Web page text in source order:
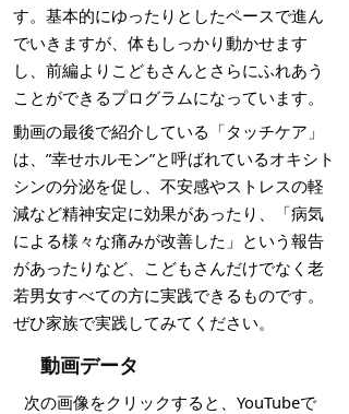
す。基本的にゆったりとしたペースで進ん
でいきますが、体もしっかり動かせます
し、前編よりこどもさんとさらにふれあう
ことができるプログラムになっています。
動画の最後で紹介している「タッチケア」
は、”幸せホルモン”と呼ばれているオキシト
シンの分泌を促し、不安感やストレスの軽
減など精神安定に効果があったり、「病気
による様々な痛みが改善した」という報告
があったりなど、こどもさんだけでなく老
若男女すべての方に実践できるものです。
ぜひ家族で実践してみてください。
動画データ
次の画像をクリックすると、YouTubeで